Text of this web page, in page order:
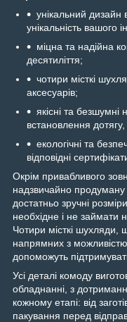
унікальний дизайн
унікальність вашого
міцна та надійна
десятиліття;
чотири місткі
аксесуарів;
якісні та
встановлення
екологічні та
відповідні
Окрім привабливого
надзвичайно продуману
достатньо зручні
необхідне і не займати
Чотири місткі шухляди,
напрямних з
допоможуть
Усі деталі комоду
обладнанні, з
кожному етапі: від
пакування перед